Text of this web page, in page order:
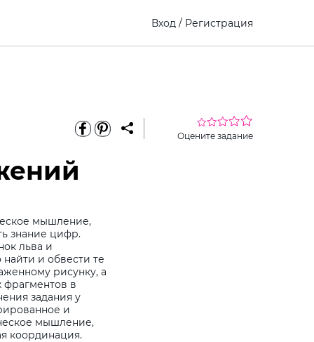
Вход / Регистрация
Оцените задание
мышление,
знание цифр.
льва и
и обвести те
рисунку, а
фрагментов в
задания у
и
мышление,
координация.